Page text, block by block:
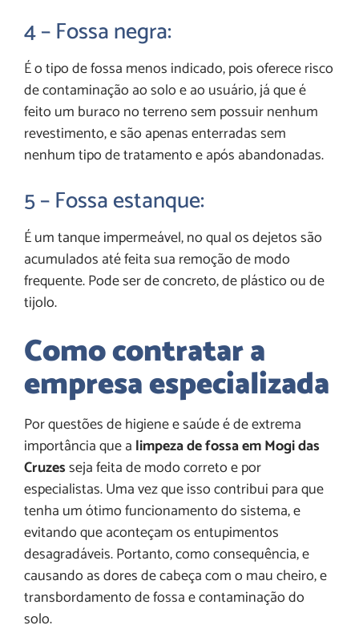
4 – Fossa negra:
É o tipo de fossa menos indicado, pois oferece risco
de contaminação ao solo e ao usuário, já que é
feito um buraco no terreno sem possuir nenhum
revestimento, e são apenas enterradas sem
nenhum tipo de tratamento e após abandonadas.
5 – Fossa estanque:
É um tanque impermeável, no qual os dejetos são
acumulados até feita sua remoção de modo
frequente. Pode ser de concreto, de plástico ou de
tijolo.
Como contratar a
empresa especializada
Por questões de higiene e saúde é de extrema
importância que a limpeza de fossa em Mogi das
Cruzesseja feita de modo correto e por
especialistas. Uma vez que isso contribui para que
tenha um ótimo funcionamento do sistema, e
evitando que aconteçam os entupimentos
desagradáveis. Portanto, como consequência, e
causando as dores de cabeça com o mau cheiro, e
transbordamento de fossa e contaminação do
solo.